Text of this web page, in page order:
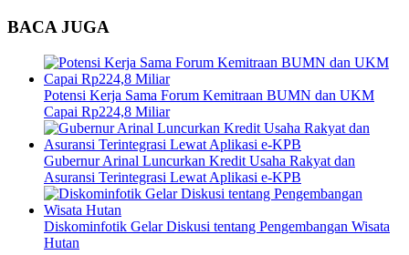
BACA JUGA
Potensi Kerja Sama Forum Kemitraan BUMN dan UKM
Capai Rp224,8 Miliar
Gubernur Arinal Luncurkan Kredit Usaha Rakyat dan
Asuransi Terintegrasi Lewat Aplikasi e-KPB
Diskominfotik Gelar Diskusi tentang Pengembangan Wisata
Hutan